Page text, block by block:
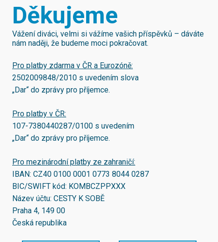
Děkujeme
Vážení diváci, velmi si vážíme vašich příspěvků – dáváte
nám naději, že budeme moci pokračovat.
Pro platby zdarma v ČR a Eurozóně:
2502009848/2010 s uvedením slova
„Dar“ do zprávy pro příjemce.
Pro platby v ČR:
107-7380440287/0100 s uvedením
„Dar“ do zprávy pro příjemce.
Pro mezinárodní platby ze zahraničí:
IBAN: CZ40 0100 0001 0773 8044 0287
BIC/SWIFT kód: KOMBCZPPXXX
Název účtu: CESTY K SOBĚ
Praha 4, 149 00
Česká republika